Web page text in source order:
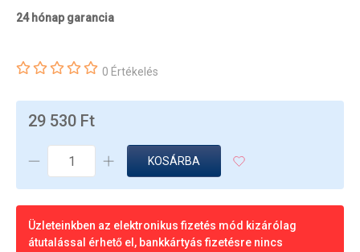
24 hónap garancia
0 Értékelés
29 530 Ft
KOSÁRBA
Üzleteinkben az elektronikus fizetés mód kizárólag
átutalással érhető el, bankkártyás fizetésre nincs